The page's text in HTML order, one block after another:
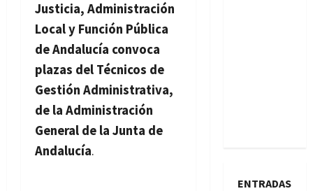
Justicia, Administración
Local y Función Pública
de Andalucía convoca
plazas del Técnicos de
Gestión Administrativa,
de la Administración
General de la Junta de
Andalucía.
ENTRADAS